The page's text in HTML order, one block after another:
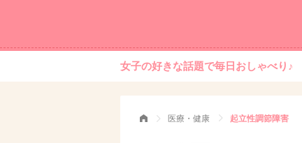
女子の好きな話題で毎日おしゃべり♪
医療・健康 起立性調節障害